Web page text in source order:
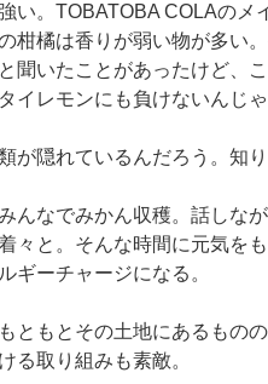
い。TOBATOBA COLAのメ
柑橘は香りが弱い物が多い
聞いたことがあったけど、
イレモンにも負けないんじ
が隠れているんだろう。知り
んなでみかん収穫。話しな
々と。そんな時間に元気を
ギーチャージになる。
ともとその土地にあるものの
る取り組みも素敵。